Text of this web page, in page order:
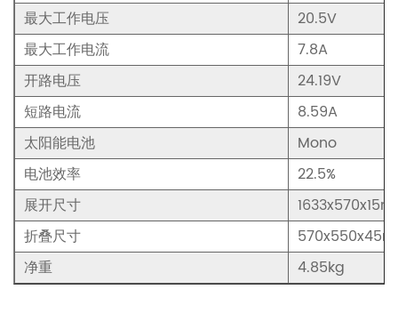
最大工作电压
20.5V
最大工作电流
7.8A
开路电压
24.19V
短路电流
8.59A
太阳能电池
Mono
电池效率
22.5%
展开尺寸
折叠尺寸
净重
4.85kg